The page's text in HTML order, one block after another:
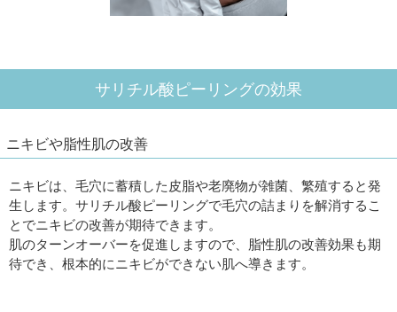
サリチル酸ピーリングの効果
ニキビや脂性肌の改善
ニキビは、毛穴に蓄積した皮脂や老廃物が雑菌、繁殖すると発
生します。サリチル酸ピーリングで毛穴の詰まりを解消するこ
とでニキビの改善が期待できます。
肌のターンオーバーを促進しますので、脂性肌の改善効果も期
待でき、根本的にニキビができない肌へ導きます。